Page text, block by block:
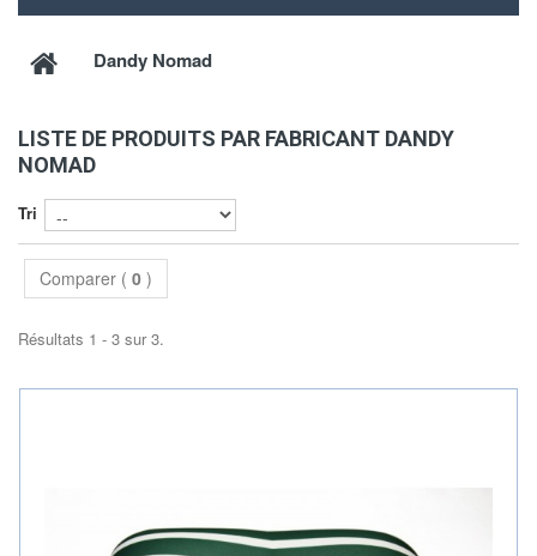
Dandy Nomad
LISTE DE PRODUITS PAR FABRICANT DANDY
NOMAD
Tri
Comparer ( 0 )
Résultats 1 - 3 sur 3.